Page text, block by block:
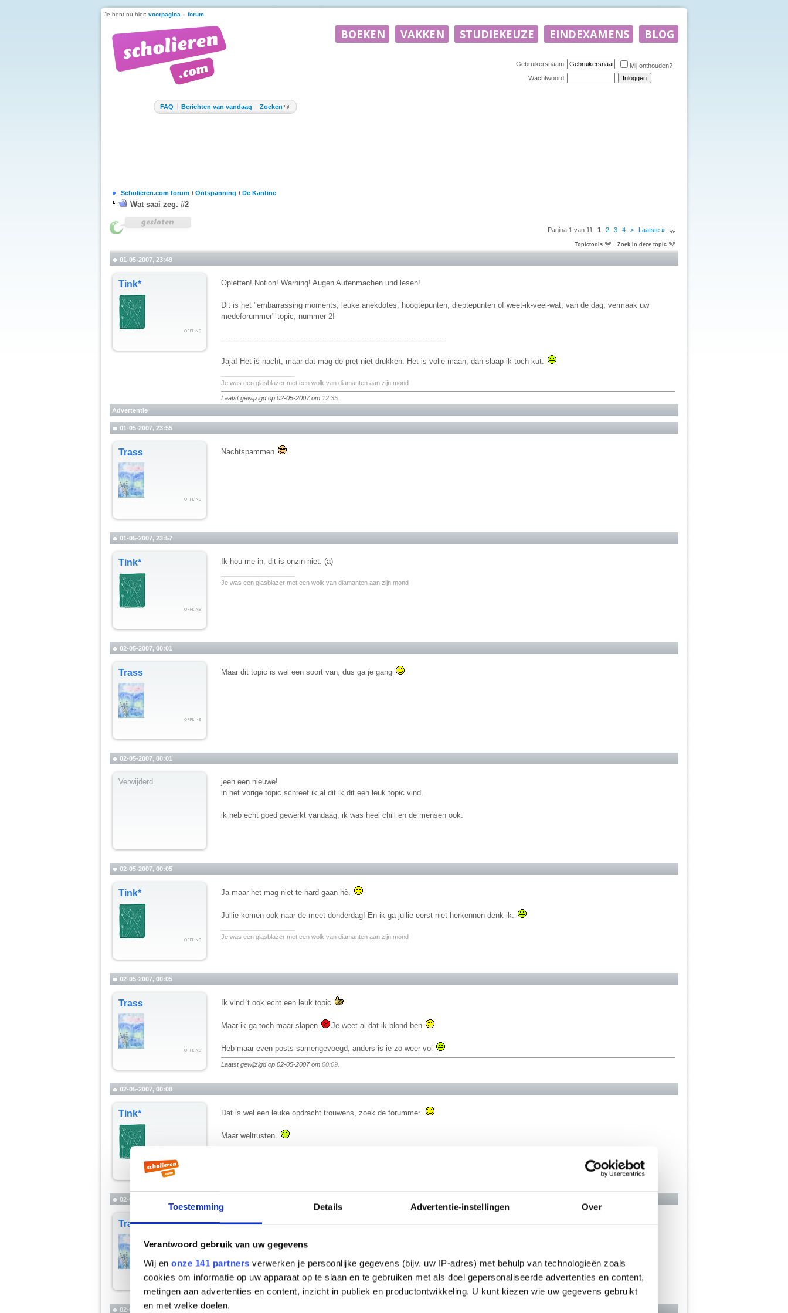
Toestemming Details Advertentie-instellingen Over
Verantwoord gebruik van uw gegevens
Wij en onze 141 partners verwerken je persoonlijke gegevens (bijv. uw IP-adres) met behulp van technologieën zoals
cookies om informatie op uw apparaat op te slaan en te gebruiken met als doel gepersonaliseerde advertenties en content,
metingen aan advertenties en content, inzicht in publiek en productontwikkeling. U kunt kiezen wie uw gegevens gebruikt
en met welke doelen.
Je bent nu hier: voorpagina » forum
Gebruikersnaam
Mij onthouden?
Wachtwoord
FAQ Berichten van vandaag Zoeken
Scholieren.com forum / Ontspanning / De Kantine
Wat saai zeg. #2
Pagina 1 van 11 1 2 3 4 > Laatste »
Topictools Zoek in deze topic
01-05-2007, 23:49
Tink* Opletten! Notion! Warning! Augen Aufenmachen und lesen!
Dit is het "embarrassing moments, leuke anekdotes, hoogtepunten, dieptepunten of weet-ik-veel-wat, van de dag, vermaak uw
medeforummer" topic, nummer 2!
- - - - - - - - - - - - - - - - - - - - - - - - - - - - - - - - - - - - - - - - - - - - - - - -
Jaja! Het is nacht, maar dat mag de pret niet drukken. Het is volle maan, dan slaap ik toch kut.
Je was een glasblazer met een wolk van diamanten aan zijn mond
Laatst gewijzigd op 02-05-2007 om 12:35
Advertentie
01-05-2007, 23:55
Trass Nachtspammen
01-05-2007, 23:57
Tink*
Ik hou me in, dit is onzin niet. (a)
Je was een glasblazer met een wolk van diamanten aan zijn mond
02-05-2007, 00:01
Trass Maar dit topic is wel een soort van, dus ga je gang
02-05-2007, 00:01
Verwijderd
jeeh een nieuwe!
in het vorige topic schreef ik al dit ik dit een leuk topic vind.
ik heb echt goed gewerkt vandaag, ik was heel chill en de mensen ook.
02-05-2007, 00:05
Tink* Ja maar het mag niet te hard gaan hè.
Jullie komen ook naar de meet donderdag! En ik ga jullie eerst niet herkennen denk ik.
Je was een glasblazer met een wolk van diamanten aan zijn mond
02-05-2007, 00:05
Trass Ik vind 't ook echt een leuk topic
Maar ik ga toch maar slapen Je weet al dat ik blond ben
Heb maar even posts samengevoegd, anders is ie zo weer vol
Laatst gewijzigd op 02-05-2007 om 00:09
02-05-2007, 00:08
Tink* Dat is wel een leuke opdracht trouwens, zoek de forummer.
Maar weltrusten.
02-05-2007, 00:12
Trass Ik heb geen foto's gepost dus ik heb een voorsprong
Ik wil ook gaan slapen, maar ik heb helemaal geen zin
02-05-2007, 00:14